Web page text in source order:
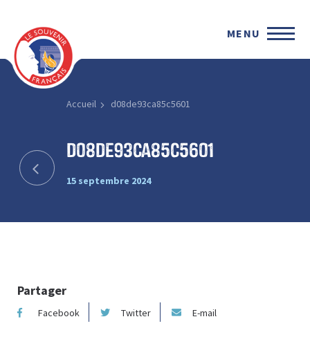
MENU
Accueil d08de93ca85c5601
d08de93ca85c5601
15 septembre 2024
Partager
Facebook Twitter E-mail